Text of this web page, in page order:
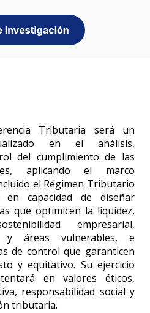
Tributaria será un
en el análisis,
del cumplimiento de las
aplicando el marco
el Régimen Tributario
capacidad de diseñar
que optimicen la liquidez,
empresarial,
y áreas vulnerables, e
de control que garanticen
y equitativo. Su ejercicio
en valores éticos,
responsabilidad social y
tributaria.